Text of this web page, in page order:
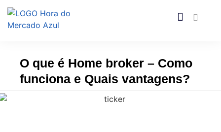
O que é Home broker – Como
funciona e Quais vantagens?